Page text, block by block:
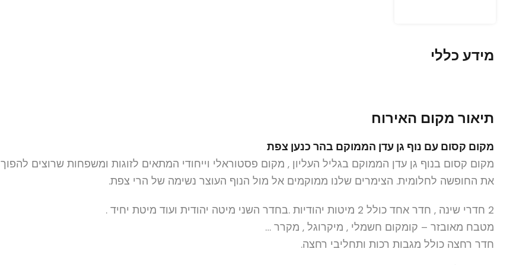
מידע כללי
תיאור מקום האירוח
מקום קסום עם נוף גן עדן הממוקם בהר כנען צפת
מקום קסום בנוף גן עדן הממוקם בגליל העליון , מקום פסטוראלי וייחודי המתאים לזוגות ומשפחות שרוצים להפוך
את החופשה לחלומית. הצימרים שלנו ממוקמים אל מול הנוף העוצר נשימה של הרי צפת.
2 חדרי שינה , חדר אחד כולל 2 מיטות יהודיות .בחדר השני מיטה יהודית ועוד מיטת יחיד .
מטבח מאובזר – קומקום חשמלי , מיקרוגל , מקרר …
חדר רחצה כולל מגבות רכות ותחליבי רחצה.